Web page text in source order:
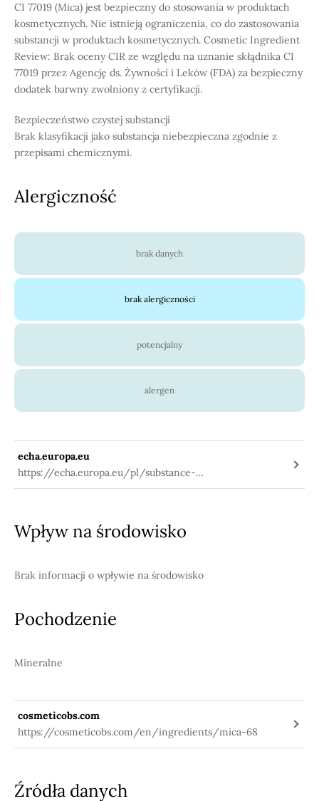
CI 77019 (Mica) jest bezpieczny do stosowania w produktach
kosmetycznych. Nie istnieją ograniczenia, co do zastosowania
substancji w produktach kosmetycznych. Cosmetic Ingredient
Review: Brak oceny CIR ze względu na uznanie skłądnika CI
77019 przez Agencję ds. Żywności i Leków (FDA) za bezpieczny
dodatek barwny zwolniony z certyfikacji.
Bezpieczeństwo czystej substancji
Brak klasyfikacji jako substancja niebezpieczna zgodnie z
przepisami chemicznymi.
Alergiczność
brak danych
brak alergiczności
potencjalny
alergen
echa.europa.eu
https://echa.europa.eu/pl/substance-
information/-/substanceinfo/100.123.963
Wpływ na środowisko
Brak informacji o wpływie na środowisko
Pochodzenie
Mineralne
cosmeticobs.com
https://cosmeticobs.com/en/ingredients/mica-68
Źródła danych